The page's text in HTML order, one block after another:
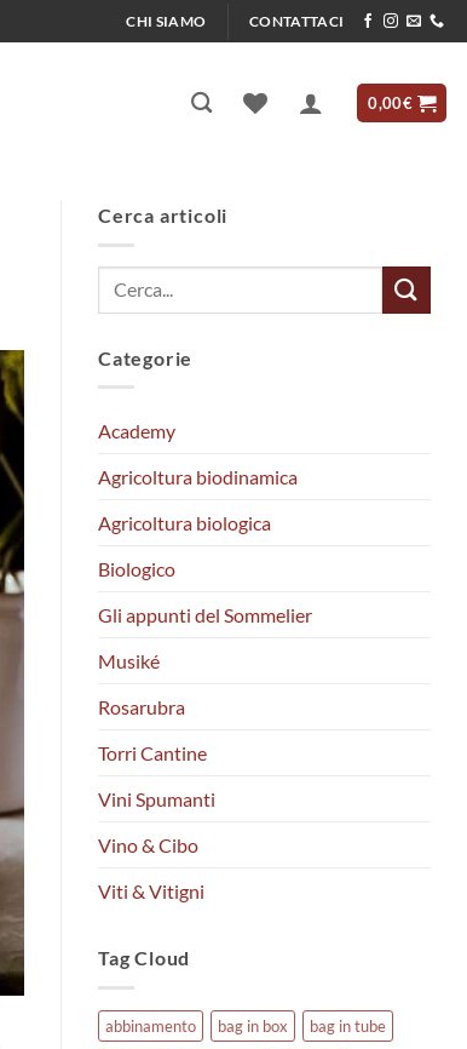
CHI SIAMO CONTATTACI
0,00€
Cerca articoli
Categorie
Academy
Agricoltura biodinamica
Agricoltura biologica
Biologico
Gli appunti del Sommelier
Musiké
Rosarubra
Torri Cantine
Vini Spumanti
Vino & Cibo
Viti & Vitigni
Tag Cloud
abbinamento bag in box
bag in tube